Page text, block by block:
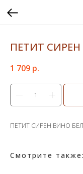
ПЕТИТ
1 709 р.
ПЕТИТ СИРЕН ВИНО
Смотрите также: